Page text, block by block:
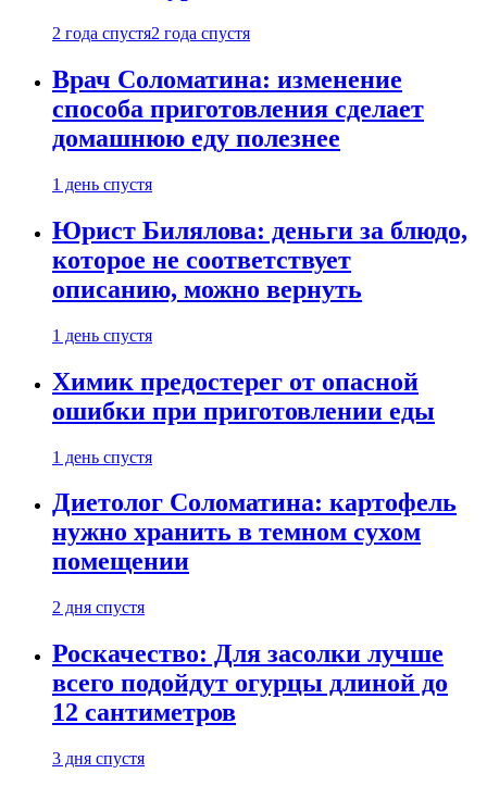
2 года спустя2 года спустя
Врач Соломатина: изменение
способа приготовления сделает
домашнюю еду полезнее
1 день спустя
Юрист Билялова: деньги за блюдо,
которое не соответствует
описанию, можно вернуть
1 день спустя
Химик предостерег от опасной
ошибки при приготовлении еды
1 день спустя
Диетолог Соломатина: картофель
нужно хранить в темном сухом
помещении
2 дня спустя
Роскачество: Для засолки лучше
всего подойдут огурцы длиной до
12 сантиметров
3 дня спустя